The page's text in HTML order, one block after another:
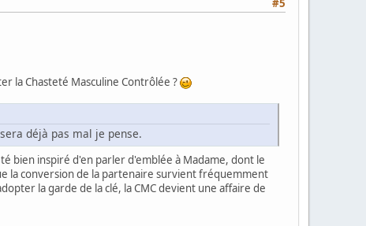
#5
la Chasteté Masculine Contrôlée ?
déjà pas mal je pense.
bien inspiré d'en parler d'emblée à Madame, dont le
la conversion de la partenaire survient fréquemment
la garde de la clé, la CMC devient une affaire de